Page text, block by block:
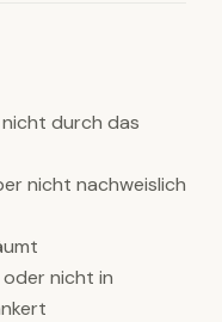
durch das
nicht nachweislich
nicht in